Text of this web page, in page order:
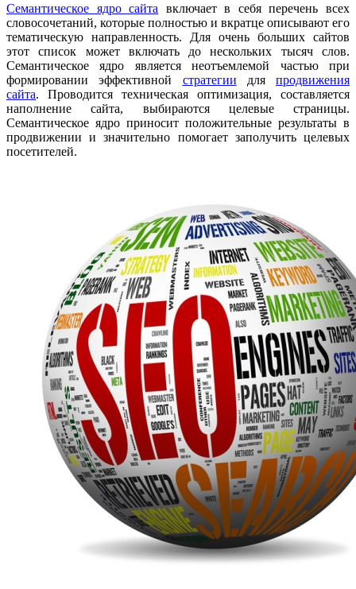
Семантическое ядро сайта включает в себя перечень всех
словосочетаний, которые полностью и вкратце описывают его
тематическую направленность. Для очень больших сайтов
этот список может включать до нескольких тысяч слов.
Семантическое ядро является неотъемлемой частью при
формировании эффективной стратегии для продвижения
сайта. Проводится техническая оптимизация, составляется
наполнение сайта, выбираются целевые страницы.
Семантическое ядро приносит положительные результаты в
продвижении и значительно помогает заполучить целевых
посетителей.